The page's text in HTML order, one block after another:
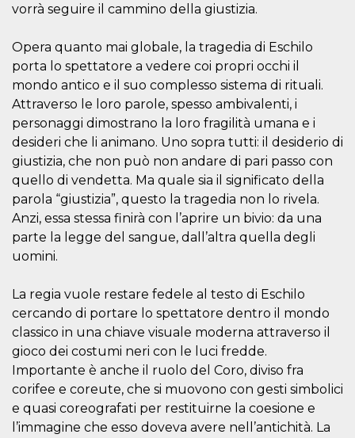
vorrà seguire il cammino della giustizia.
Opera quanto mai globale, la tragedia di Eschilo
porta lo spettatore a vedere coi propri occhi il
mondo antico e il suo complesso sistema di rituali.
Attraverso le loro parole, spesso ambivalenti, i
personaggi dimostrano la loro fragilità umana e i
desideri che li animano. Uno sopra tutti: il desiderio di
giustizia, che non può non andare di pari passo con
quello di vendetta. Ma quale sia il significato della
parola “giustizia”, questo la tragedia non lo rivela.
Anzi, essa stessa finirà con l’aprire un bivio: da una
parte la legge del sangue, dall’altra quella degli
uomini.
La regia vuole restare fedele al testo di Eschilo
cercando di portare lo spettatore dentro il mondo
classico in una chiave visuale moderna attraverso il
gioco dei costumi neri con le luci fredde.
Importante è anche il ruolo del Coro, diviso fra
corifee e coreute, che si muovono con gesti simbolici
e quasi coreografati per restituirne la coesione e
l’immagine che esso doveva avere nell’antichità. La
Normalmente es
un número
generado al
azar, la forma en
que se usa
puede ser
específico del
sitio, pero un
buen ejemplo es
mantener un
estado de inicio
un usuario entre
páginas.
m
Stripe
m.stripe.com
1 año 1 mes
Esta cookie se
utiliza
generalmente
procesamiento
facilitando el
almacenamiento
de contenidos
las páginas se
carguen más
rápido.
CookieScriptConsent
CookieScript
oooh.events
4 semanas 2
días
El servicio
Cookie-